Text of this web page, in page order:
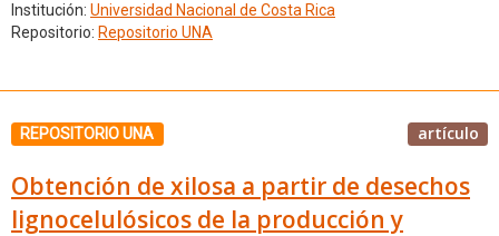
Institución: Universidad Nacional de Costa Rica
Repositorio: Repositorio UNA
REPOSITORIO UNA artículo
Obtención de xilosa a partir de desechos
lignocelulósicos de la producción y